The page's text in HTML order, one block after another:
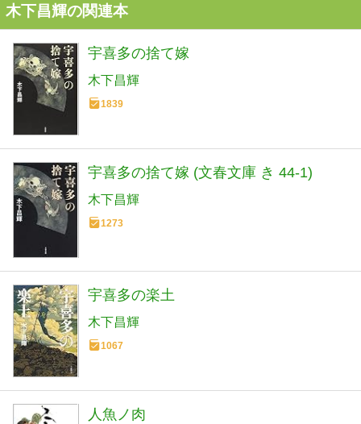
木下昌輝の関連本
宇喜多の捨て嫁
木下昌輝
1839
宇喜多の捨て嫁 (文春文庫 き 44-1)
木下昌輝
1273
宇喜多の楽土
木下昌輝
1067
人魚ノ肉